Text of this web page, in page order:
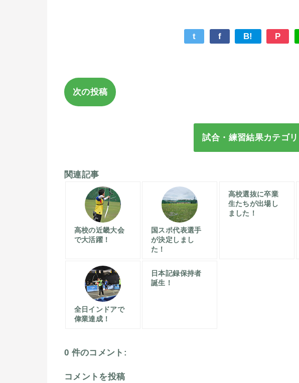
t f B! P
次の投稿
試合・練習結果カテゴリ
関連記事
高校の近畿大会
で大活躍！
国スポ代表選手
が決定しまし
た！
高校選抜に卒業
生たちが出場し
ました！
全日インドアで
偉業達成！
日本記録保持者
誕生！
0 件のコメント:
コメントを投稿